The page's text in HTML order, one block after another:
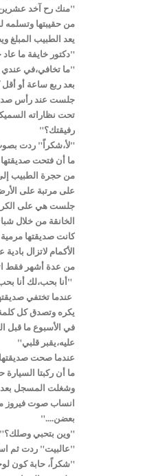
"منك رح آخد عشرين
من حقيبتها وتسلمه
يعد الطبيب
"دكتور خايفة ما
"ما تخافي،في عندي
بعد ربع ساعة أو
جلست عند رأس
تحت نظاراته
رفيقتك؟"
"لأ،شكراً" ردت
ما أن فتحت صديقتها
من حجرة الطبيب
على مرتبة على
جلست هي على
الخانقة من خلال
كانت صديقتها
الأكمام لاتزال بادية
من عدة أشهر فقط
"أنا بحب،لك أنا
عندما تختفي
يكره وتصدق كل
في الأسبوع ما
عليه،يقبر قلبي"
عندما صحت صديقتها
ما أن ركبتا
وشغلت المسجل
انساب صوت فيروز
بعضن...."
"وين بتحبي
"عالبيت" ردت ثم
"شكراً، حابة كون